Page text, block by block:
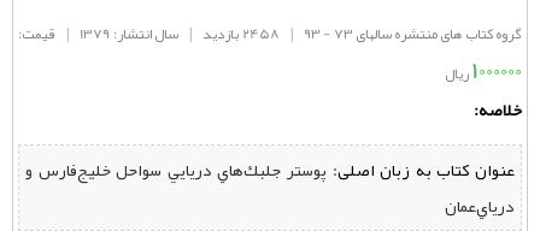
گروه کتاب های منتشره سالهای 73 - 93 | 2458 بازدید | سال انتشار: 1379 | قیمت:
1000000ریال
خلاصه:
عنوان کتاب به زبان اصلی: پوستر جلبك‌هاي دريايي سواحل خليج‌فارس و
درياي‌عمان